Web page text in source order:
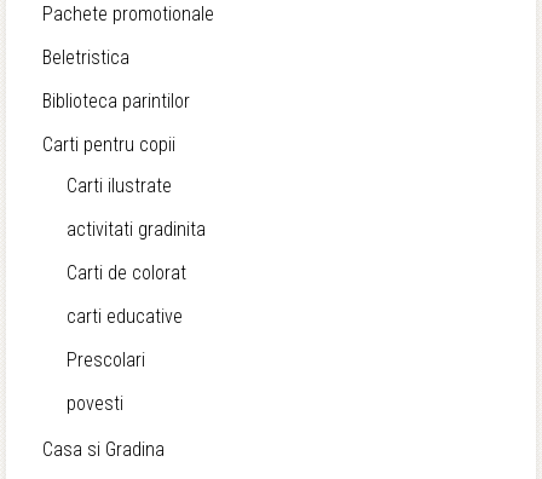
Pachete promotionale
Beletristica
Biblioteca parintilor
Carti pentru copii
Carti ilustrate
activitati gradinita
Carti de colorat
carti educative
Prescolari
povesti
Casa si Gradina